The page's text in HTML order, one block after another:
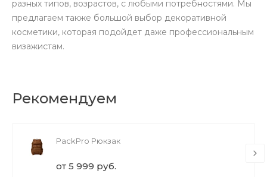
разных типов, возрастов, с любыми потребностями. Мы
предлагаем также большой выбор декоративной
косметики, которая подойдет даже профессиональным
визажистам.
Рекомендуем
PackPro Рюкзак
от 5 999 руб.